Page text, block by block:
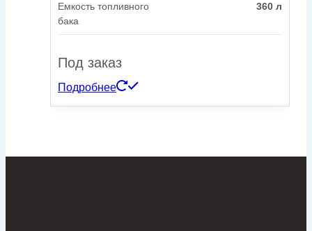
Емкость топливного
бака
360 л
Под заказ
Подробнее